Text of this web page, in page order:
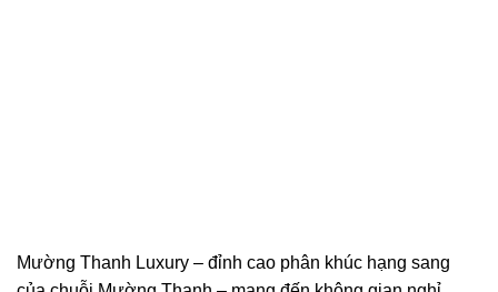
Mường Thanh Luxury – đỉnh cao phân khúc hạng sang